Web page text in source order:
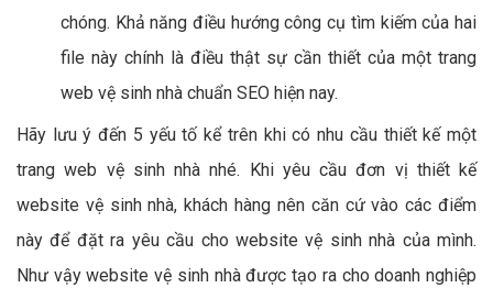
chóng. Khả năng điều hướng công cụ tìm kiếm của hai
file này chính là điều thật sự cần thiết của một trang
web vệ sinh nhà chuẩn SEO hiện nay.
Hãy lưu ý đến 5 yếu tố kể trên khi có nhu cầu thiết kế một
trang web vệ sinh nhà nhé. Khi yêu cầu đơn vị thiết kế
website vệ sinh nhà, khách hàng nên căn cứ vào các điểm
này để đặt ra yêu cầu cho website vệ sinh nhà của mình.
Như vậy website vệ sinh nhà được tạo ra cho doanh nghiệp